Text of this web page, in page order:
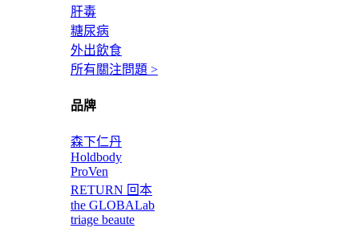
肝毒
糖尿病
外出飲食
所有關注問題 >
品牌
森下仁丹
Holdbody
ProVen
RETURN 回本
the GLOBALab
triage beaute